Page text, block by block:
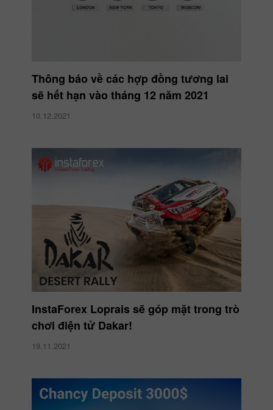
Thông báo về các hợp đồng tương lai
sẽ hết hạn vào tháng 12 năm 2021
10.12.2021
InstaForex Loprais sẽ góp mặt trong trò
chơi điện tử Dakar!
19.11.2021